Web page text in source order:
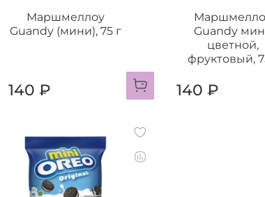
Маршмеллоу
Guandy (мини), 75 г
140 ₽
Guandy
цветной,
фруктовый,
140 ₽